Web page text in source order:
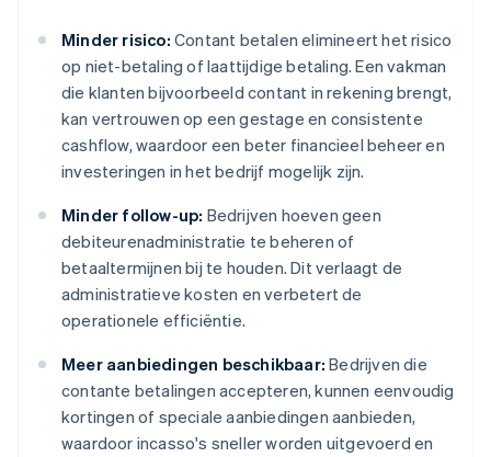
Minder risico: Contant betalen elimineert het risico
op niet-betaling of laattijdige betaling. Een vakman
die klanten bijvoorbeeld contant in rekening brengt,
kan vertrouwen op een gestage en consistente
cashflow, waardoor een beter financieel beheer en
investeringen in het bedrijf mogelijk zijn.
Minder follow-up: Bedrijven hoeven geen
debiteurenadministratie te beheren of
betaaltermijnen bij te houden. Dit verlaagt de
administratieve kosten en verbetert de
operationele efficiëntie.
Meer aanbiedingen beschikbaar: Bedrijven die
contante betalingen accepteren, kunnen eenvoudig
kortingen of speciale aanbiedingen aanbieden,
waardoor incasso's sneller worden uitgevoerd en